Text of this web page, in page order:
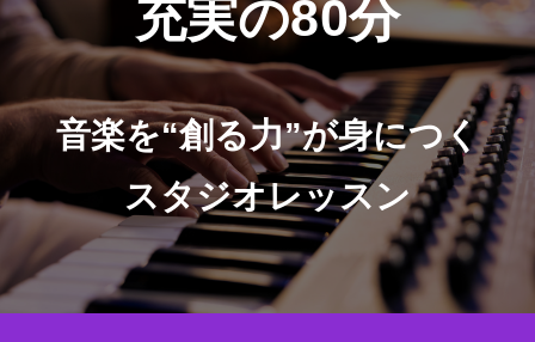
充実の80分
音楽を“創る力”が身につく
スタジオレッスン